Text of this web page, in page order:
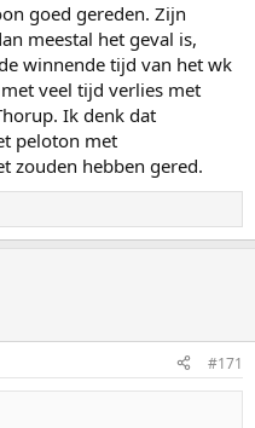
goed gereden. Zijn
meestal het geval is,
winnende tijd van het wk
veel tijd verlies met
Ik denk dat
peloton met
zouden hebben gered.
#171